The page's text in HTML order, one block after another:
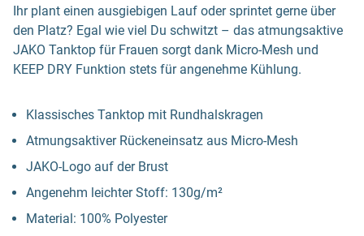
Ihr plant einen ausgiebigen Lauf oder sprintet gerne über
den Platz? Egal wie viel Du schwitzt – das atmungsaktive
JAKO Tanktop für Frauen sorgt dank Micro-Mesh und
KEEP DRY Funktion stets für angenehme Kühlung.
Klassisches Tanktop mit Rundhalskragen
Atmungsaktiver Rückeneinsatz aus Micro-Mesh
JAKO-Logo auf der Brust
Angenehm leichter Stoff: 130g/m²
Material: 100% Polyester